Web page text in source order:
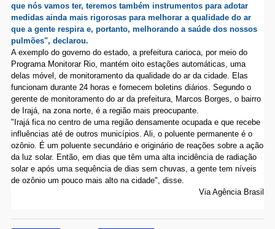
que nós vamos ter, teremos também instrumentos para adotar
medidas ainda mais rigorosas para melhorar a qualidade do ar
que a gente respira e, portanto, melhorando a saúde dos nossos
pulmões", declarou.
A exemplo do governo do estado, a prefeitura carioca, por meio do
Programa Monitorar Rio, mantém oito estações automáticas, uma
delas móvel, de monitoramento da qualidade do ar da cidade. Elas
funcionam durante 24 horas e fornecem boletins diários. Segundo o
gerente de monitoramento do ar da prefeitura, Marcos Borges, o bairro
de Irajá, na zona norte, é a região mais preocupante.
"Irajá fica no centro de uma região densamente ocupada e que recebe
influências até de outros municípios. Ali, o poluente permanente é o
ozônio. É um poluente secundário e originário de reações sobre a ação
da luz solar. Então, em dias que têm uma alta incidência de radiação
solar e após uma sequência de dias sem chuvas, a gente tem níveis
de ozônio um pouco mais alto na cidade", disse.
Via Agência Brasil